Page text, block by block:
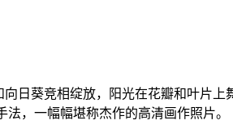
日葵竞相绽放，阳光在花瓣和叶片
，一幅幅堪称杰作的高清画作照片。